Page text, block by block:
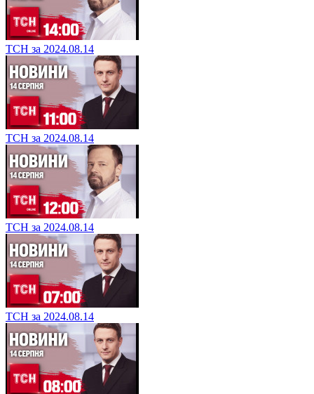
ТСН за 2024.08.14
ТСН за 2024.08.14
ТСН за 2024.08.14
ТСН за 2024.08.14